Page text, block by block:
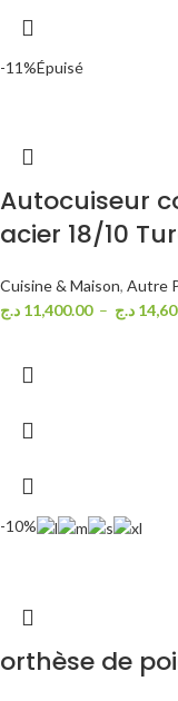
-11%Épuisé
Autocuiseur
acier 18/10
Cuisine & Maison, Autre
11,400.00 د.ج – د.ج
-10%
orthèse de